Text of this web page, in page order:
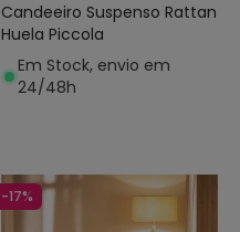
Candeeiro Suspenso Rattan
Huela Piccola
Em Stock, envio em
24/48h
-17%